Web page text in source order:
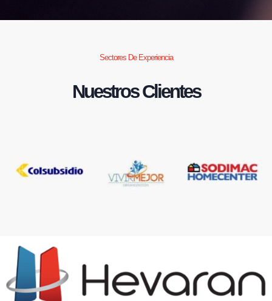
Sectores De Experiencia
Nuestros Clientes